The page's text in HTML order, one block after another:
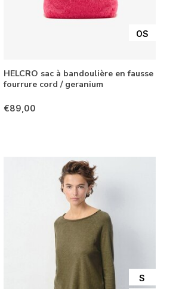
OS
HELCRO sac à bandoulière en fausse
fourrure cord / geranium
€89,00
S